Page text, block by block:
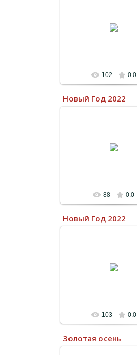
102 0.0
Новый Год 2022
88 0.0
Новый Год 2022
103 0.0
Золотая осень